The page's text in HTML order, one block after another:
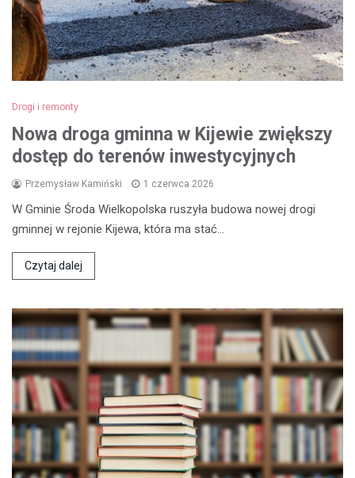
Drogi i remonty
Nowa droga gminna w Kijewie zwiększy
dostęp do terenów inwestycyjnych
Przemysław Kamiński 1 czerwca 2026
W Gminie Środa Wielkopolska ruszyła budowa nowej drogi
gminnej w rejonie Kijewa, która ma stać…
Czytaj dalej